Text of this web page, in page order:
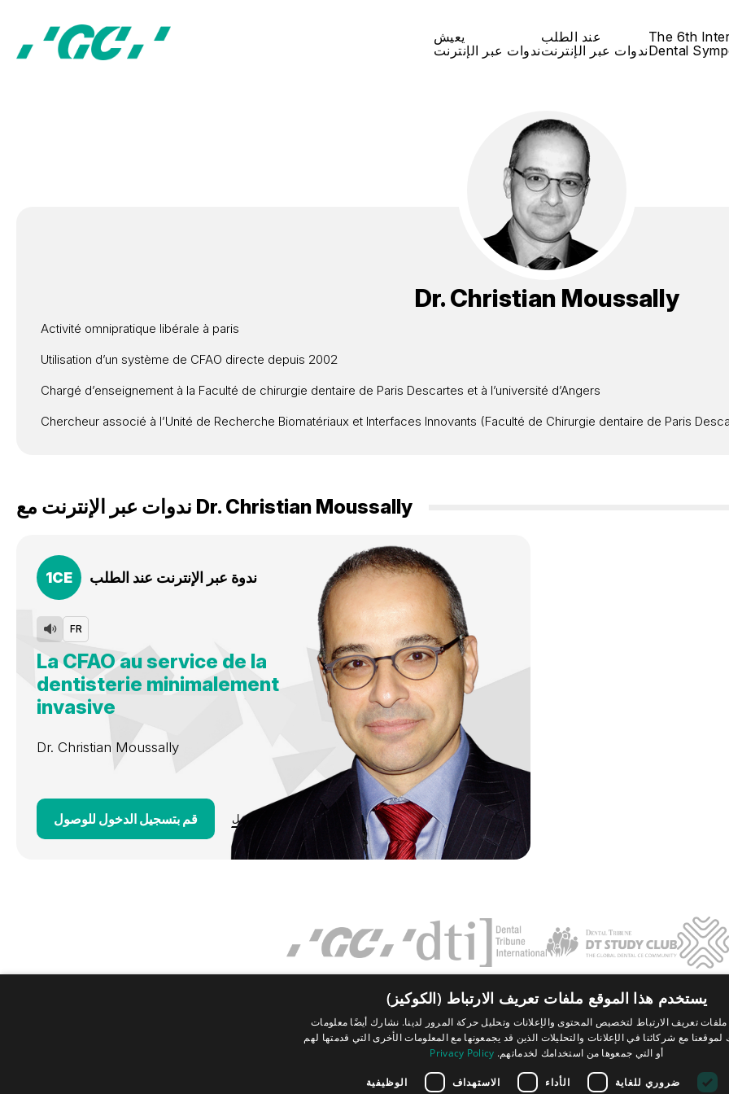
يعيش
ندوات عبر الإنترنت
عند الطلب
ندوات عبر الإنترنت
The 6th
Dental
Dr.Christian Moussally
Activité omnipratique libérale à paris
Utilisation d’un système de CFAO directe depuis 2002
Chargé d’enseignement à la Faculté de chirurgie dentaire de Paris Descartes et à l’université d’Angers
Chercheur associé à l’Unité de Recherche Biomatériaux et Interfaces Innovants (Faculté de Chirurgie dentaire de Paris
Dr. Christian Moussally
1CE ندوة عبر الإنترنت عند الطلب
FR
La CFAO au service de la
dentisterie minimalement
invasive
Dr. Christian Moussally
قم بتسجيل الدخول للوصول مزيد من التفاصيل
الشروط والأحكام سياسة الخصوصية بصمةFAQ Contact
Tribune Group GmbH Inc.
Nationally Approved PACE Program
Approval does not imply acceptance by
any regulatory authority or AGD endorsement.
يستخدم هذا الموقع ملفات تعريف الارتباط (الكوكيز)
تعريف الارتباط لتخصيص المحتوى والإعلانات وتحليل حركة المرور لدينا. نشارك أيضًا معلومات
مع شركائنا في الإعلانات والتحليلات الذين قد يجمعونها مع المعلومات الأخرى التي قدمتها لهم
أو التي جمعوها من استخدامك لخدماتهم. Privacy Policy
ضروري للغاية الأداء الاستهداف الوظيفية